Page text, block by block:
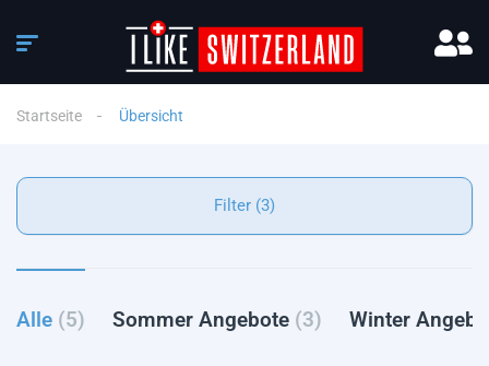
Startseite Übersicht
Filter (3)
Alle (5) Sommer Angebote (3) Winter